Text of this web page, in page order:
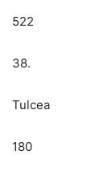
522
38.
Tulcea
180